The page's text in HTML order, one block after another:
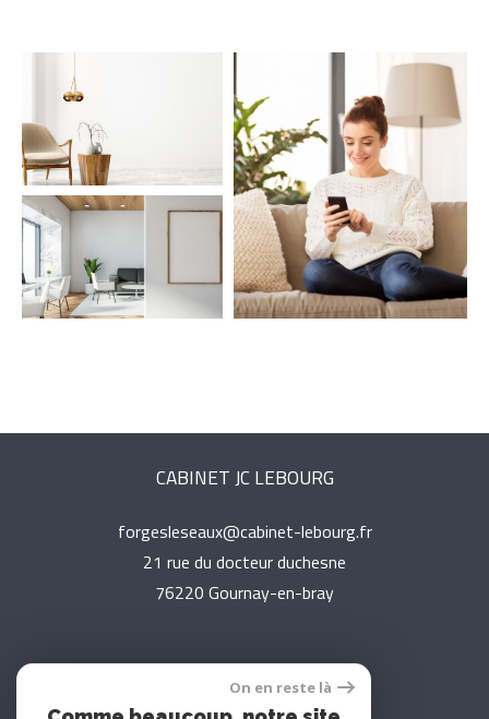
CABINET JC LEBOURG
forgesleseaux@cabinet-lebourg.fr
21 rue du docteur duchesne
76220
gournay-en-bray
Adhérents
On en reste là
AFFINER LES CRITÈRES
Terrasse Piscine
FILTRER PAR
RECHERCHER